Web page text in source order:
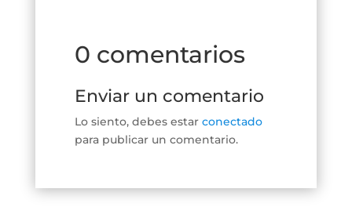
0 comentarios
Enviar un comentario
Lo siento, debes estar conectado
para publicar un comentario.